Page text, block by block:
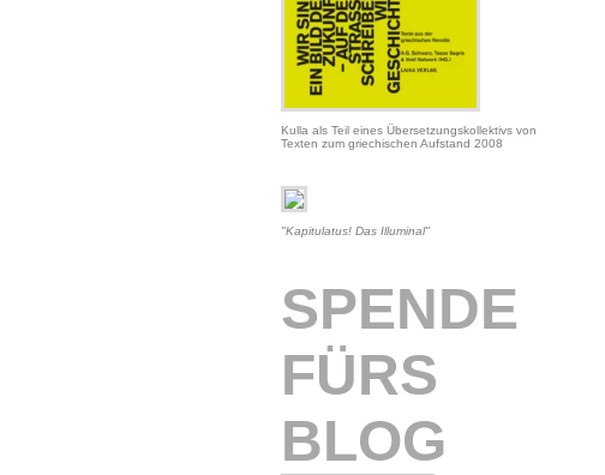
Kulla als Teil eines Übersetzungskollektivs von
Texten zum griechischen Aufstand 2008
"Kapitulatus! Das Illuminal"
SPENDE
FÜRS
BLOG